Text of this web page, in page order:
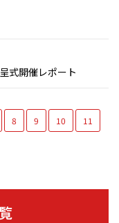
式開催レポート
8 9 10
11